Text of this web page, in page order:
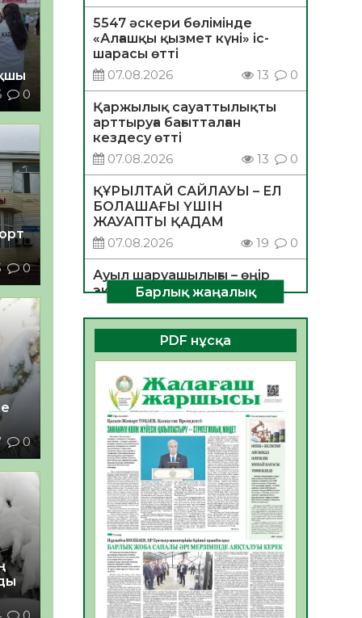
0
0
0
5547 әскери бөлімінде
«Алғашқы қызмет күні» іс-
шарасы өтті
07.08.2026
13 0
Қаржылық сауаттылықты
арттыруға бағытталған
кездесу өтті
07.08.2026
13 0
ҚҰРЫЛТАЙ САЙЛАУЫ – ЕЛ
БОЛАШАҒЫ ҮШІН
ЖАУАПТЫ ҚАДАМ
07.08.2026
19 0
Ауыл шаруашылығы – өңір
экономикасының негізгі
тірегі
06.08.2026
29 0
ҚОҒАМДЫҚ БЕЛСЕНДІЛІК –
ЕЛ ДАМУЫНЫҢ НЕГІЗІ
06.08.2026
28
ҚҰРЫЛТАЙ САЙЛАУЫ –
БОЛАШАҚҚА БАСТАР
ЖАУАПТЫ ТАҢДАУ
06.08.2026
30
Инфекциялық ауруларға
қарсы иммундау
жұмыстарының тиімділігі
06.08.2026
31
Көкжөтел ауруы туралы
Барлық жаңалық
PDF нұсқа